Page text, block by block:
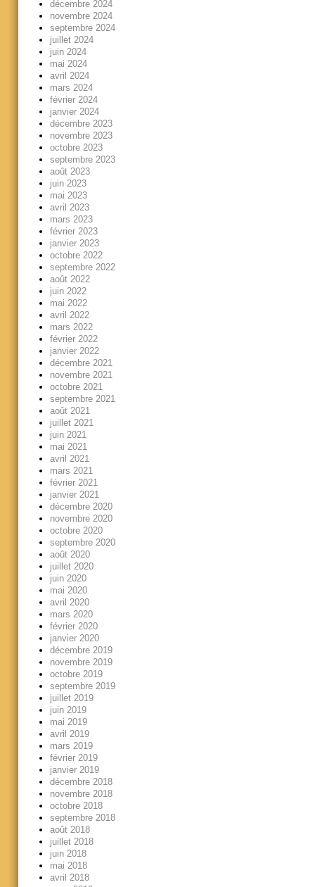
décembre 2024
novembre 2024
septembre 2024
juillet 2024
juin 2024
mai 2024
avril 2024
mars 2024
février 2024
janvier 2024
décembre 2023
novembre 2023
octobre 2023
septembre 2023
août 2023
juin 2023
mai 2023
avril 2023
mars 2023
février 2023
janvier 2023
octobre 2022
septembre 2022
août 2022
juin 2022
mai 2022
avril 2022
mars 2022
février 2022
janvier 2022
décembre 2021
novembre 2021
octobre 2021
septembre 2021
août 2021
juillet 2021
juin 2021
mai 2021
avril 2021
mars 2021
février 2021
janvier 2021
décembre 2020
novembre 2020
octobre 2020
septembre 2020
août 2020
juillet 2020
juin 2020
mai 2020
avril 2020
mars 2020
février 2020
janvier 2020
décembre 2019
novembre 2019
octobre 2019
septembre 2019
juillet 2019
juin 2019
mai 2019
avril 2019
mars 2019
février 2019
janvier 2019
décembre 2018
novembre 2018
octobre 2018
septembre 2018
août 2018
juillet 2018
juin 2018
mai 2018
avril 2018